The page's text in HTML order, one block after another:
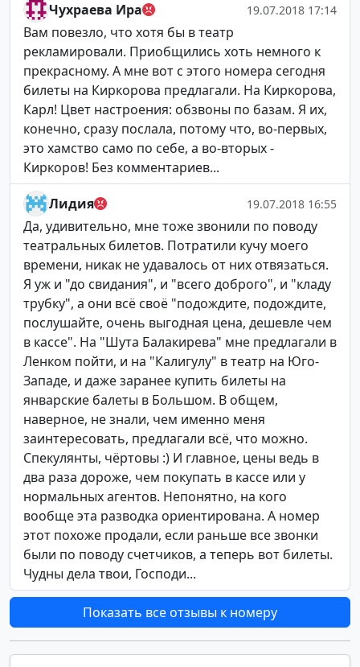
Чухраева Ира 19.07.2018 17:14
Вам повезло, что хотя бы в театр
рекламировали. Приобщились хоть немного к
прекрасному. А мне вот с этого номера сегодня
билеты на Киркорова предлагали. На Киркорова,
Карл! Цвет настроения: обзвоны по базам. Я их,
конечно, сразу послала, потому что, во-первых,
это хамство само по себе, а во-вторых -
Киркоров! Без комментариев...
Лидия 19.07.2018 16:55
Да, удивительно, мне тоже звонили по поводу
театральных билетов. Потратили кучу моего
времени, никак не удавалось от них отвязаться.
Я уж и "до свидания", и "всего доброго", и "кладу
трубку", а они всё своё "подождите, подождите,
послушайте, очень выгодная цена, дешевле чем
в кассе". На "Шута Балакирева" мне предлагали в
Ленком пойти, и на "Калигулу" в театр на Юго-
Западе, и даже заранее купить билеты на
январские балеты в Большом. В общем,
наверное, не знали, чем именно меня
заинтересовать, предлагали всё, что можно.
Спекулянты, чёртовы :) И главное, цены ведь в
два раза дороже, чем покупать в кассе или у
нормальных агентов. Непонятно, на кого
вообще эта разводка ориентирована. А номер
этот похоже продали, если раньше все звонки
были по поводу счетчиков, а теперь вот билеты.
Чудны дела твои, Господи...
Показать все отзывы к номеру